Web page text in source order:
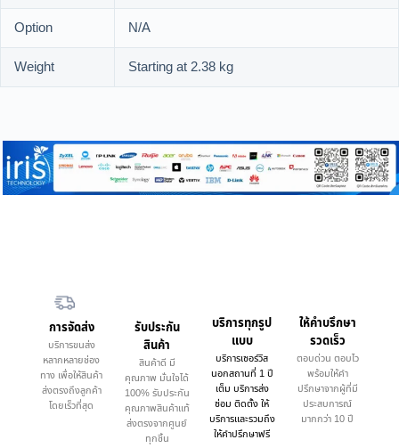
Option
N/A
Weight
Starting at 2.38 kg
การจัดส่ง
บริการขนส่ง
หลากหลายช่อง
ทาง เพื่อให้สินค้า
ส่งตรงถึงลูกค้า
โดยเร็วที่สุด
รับประกัน
สินค้า
สินค้าดี มี
คุณภาพ มั่นใจได้
100% รับประกัน
คุณภาพสินค้าแท้
ส่งตรงจากศูนย์
ทุกชิ้น
บริการทุกรูป
แบบ
บริการเซอร์วิส
นอกสถานที่ 1 ปี
เต็ม บริการส่ง
ซ่อม ติดตั้ง ให้
บริการและรวมถึง
ให้คำปรึกษาฟรี
ให้คำบรึกษา
รวดเร็ว
ตอบด่วน ตอบไว
พร้อมให้คำ
ปรึกษาจากผู้ที่มี
ประสบการณ์
มากกว่า 10 ปี